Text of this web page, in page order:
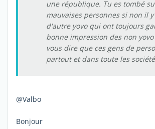
une république. Tu es tombé
mauvaises personnes si non il
d'autre yovo qui ont toujours
bonne impression des non
vous dire que ces gens de
partout et dans toute les
@Valbo
Bonjour